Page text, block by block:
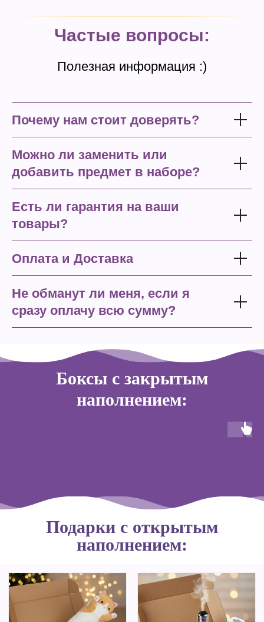
Частые вопросы:
Полезная информация :)
Почему нам стоит доверять?
Можно ли заменить или
добавить предмет в наборе?
Есть ли гарантия на ваши
товары?
Оплата и Доставка
Не обманут ли меня, если я
сразу оплачу всю сумму?
Боксы с закрытым
наполнением:
Подарки с открытым
наполнением: